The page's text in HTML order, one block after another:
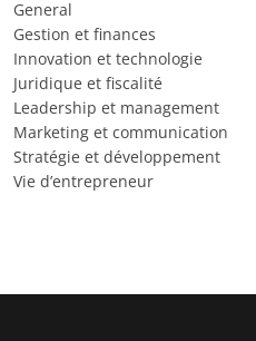
General
Gestion et finances
Innovation et technologie
Juridique et fiscalité
Leadership et management
Marketing et communication
Stratégie et développement
Vie d’entrepreneur